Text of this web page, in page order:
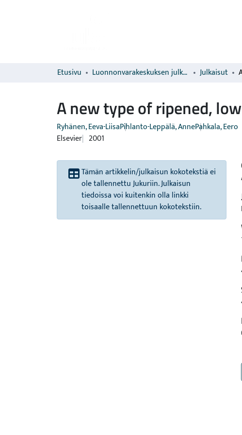
Etusivu Luonnonvarakeskuksen julkaisut Julkaisut
A new type of ripened,
Ryhänen, Eeva-LiisaPihlanto-Leppälä, AnnePahkala, Eero
Elsevier 2001
Tämän artikkelin/julkaisun kokotekstiä ei
ole tallennettu Jukuriin. Julkaisun
tiedoissa voi kuitenkin olla linkki
toisaalle tallennettuun kokotekstiin.